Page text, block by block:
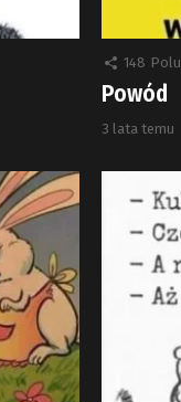
148
Powód
3 lata temu